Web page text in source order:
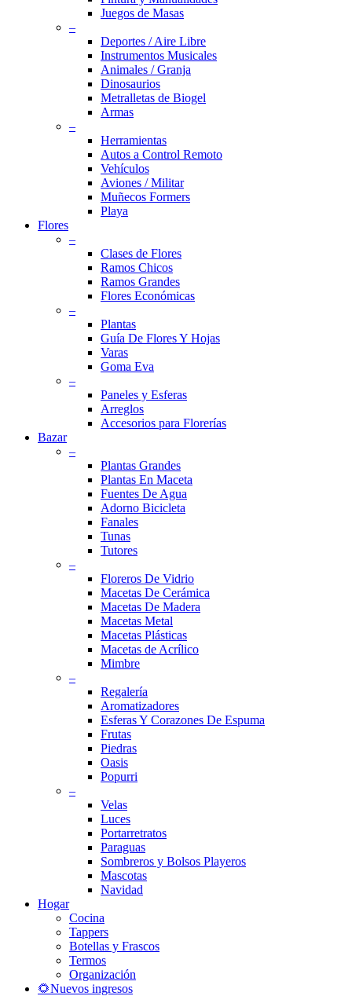
Juegos de Masas
–
Deportes / Aire Libre
Instrumentos Musicales
Animales / Granja
Dinosaurios
Metralletas de Biogel
Armas
–
Herramientas
Autos a Control Remoto
Vehículos
Aviones / Militar
Muñecos Formers
Playa
Flores
–
Clases de Flores
Ramos Chicos
Ramos Grandes
Flores Económicas
–
Plantas
Guía De Flores Y Hojas
Varas
Goma Eva
–
Paneles y Esferas
Arreglos
Accesorios para Florerías
Bazar
–
Plantas Grandes
Plantas En Maceta
Fuentes De Agua
Adorno Bicicleta
Fanales
Tunas
Tutores
–
Floreros De Vidrio
Macetas De Cerámica
Macetas De Madera
Macetas Metal
Macetas Plásticas
Macetas de Acrílico
Mimbre
–
Regalería
Aromatizadores
Esferas Y Corazones De Espuma
Frutas
Piedras
Oasis
Popurri
–
Velas
Luces
Portarretratos
Paraguas
Sombreros y Bolsos Playeros
Mascotas
Navidad
Hogar
Cocina
Tappers
Botellas y Frascos
Termos
Organización
🌻Nuevos ingresos